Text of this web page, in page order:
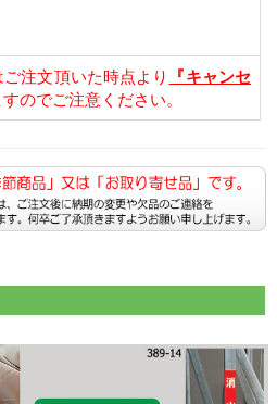
注文頂いた時点より
『キャンセ
のでご注意ください。